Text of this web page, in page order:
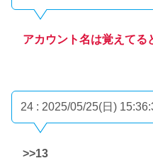
アカウント名は覚えてる
24 : 2025/05/25(日)
>>13